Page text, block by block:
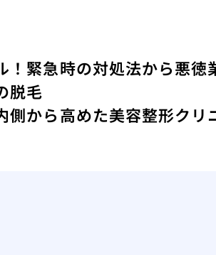
！緊急時の対処法から悪徳
脱毛
側から高めた美容整形クリ